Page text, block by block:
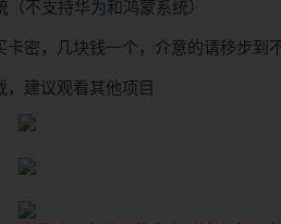
不支持华为和鸿蒙系统）
卡密，几块钱一个，介意的请移步到
，建议观看其他项目